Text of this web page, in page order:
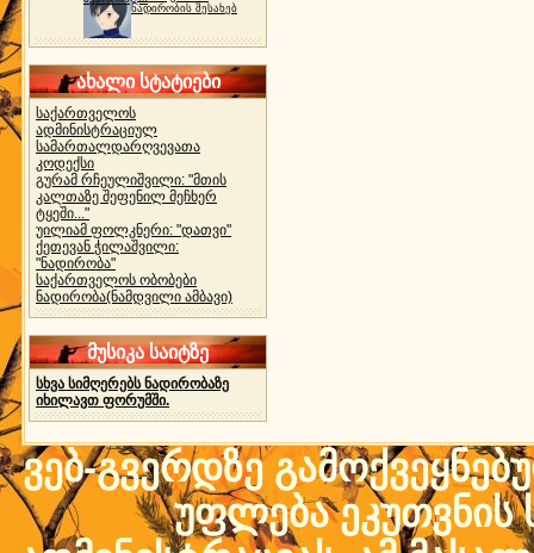
ნადირობის შესახებ
ახალი სტატიები
საქართველოს
ადმინისტრაციულ
სამართალდარღვევათა
კოდექსი
გურამ რჩეულიშვილი: "მთის
კალთაზე შეფენილ მეჩხერ
ტყეში..."
უილიამ ფოლკნერი: "დათვი"
ქეთევან ჭილაშვილი:
"ნადირობა"
საქართველოს ობობები
ნადირობა(ნამდვილი ამბავი)
მუსიკა საიტზე
სხვა სიმღერებს ნადირობაზე
იხილავთ ფორუმში.
ვებ-გვერდზე
უფლება ეკუთვნის